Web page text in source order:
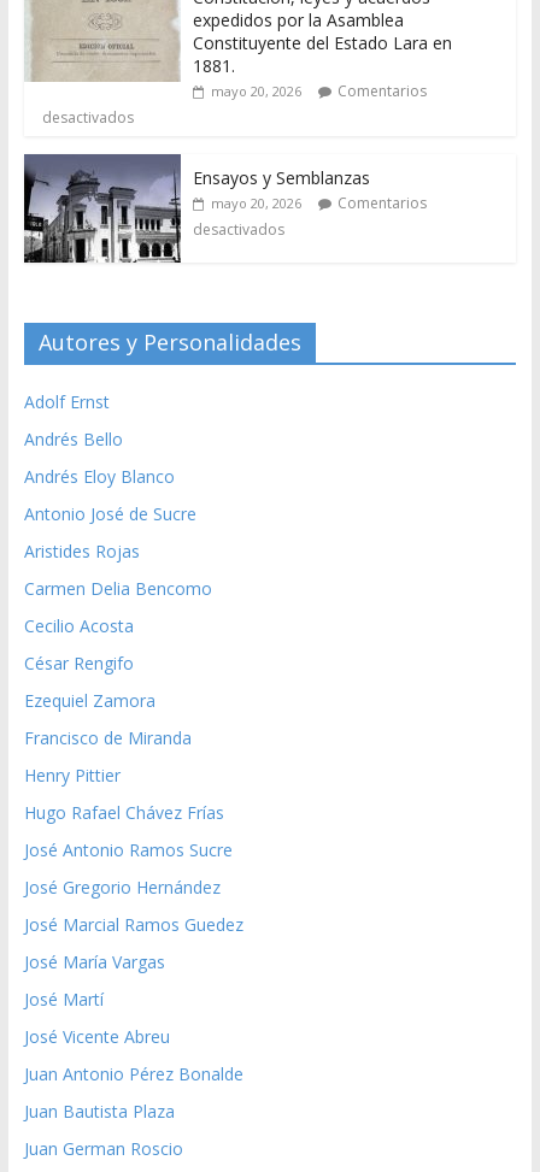
expedidos por la Asamblea
Constituyente del Estado Lara en
1881.
mayo 20, 2026
Comentarios
desactivados
Ensayos y Semblanzas
mayo 20, 2026
Comentarios
desactivados
Autores y Personalidades
Adolf Ernst
Andrés Bello
Andrés Eloy Blanco
Antonio José de Sucre
Aristides Rojas
Carmen Delia Bencomo
Cecilio Acosta
César Rengifo
Ezequiel Zamora
Francisco de Miranda
Henry Pittier
Hugo Rafael Chávez Frías
José Antonio Ramos Sucre
José Gregorio Hernández
José Marcial Ramos Guedez
José María Vargas
José Martí
José Vicente Abreu
Juan Antonio Pérez Bonalde
Juan Bautista Plaza
Juan German Roscio